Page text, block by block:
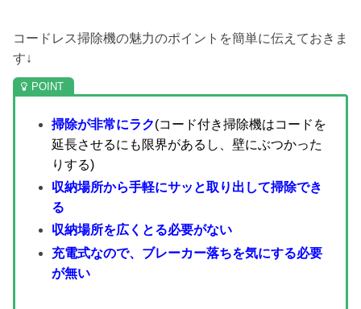
コードレス掃除機の魅力のポイントを簡単に伝えておきま
す↓
掃除が非常にラク(コード付き掃除機はコードを
延長させるにも限界があるし、壁にぶつかった
りする)
収納場所から手軽にサッと取り出して掃除でき
る
収納場所を広くとる必要がない
充電式なので、ブレーカー落ちを気にする必要
が無い